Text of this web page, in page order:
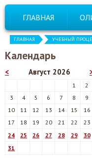
ГЛАВНАЯ
ГЛАВНАЯ УЧЕБНЫЙ
Календарь
< Август 2026
1
2
3
4 5 6 7 8
9
10
11 12 13 14 15
16
17
18 19 20 21 22
23
24
25 26 27 28 29
30
31